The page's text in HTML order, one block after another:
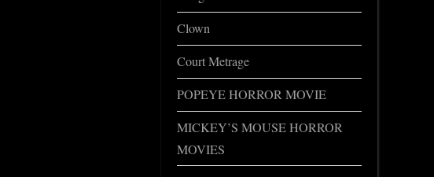
Clown
Court Metrage
POPEYE HORROR MOVIE
MICKEY’S MOUSE HORROR
MOVIES